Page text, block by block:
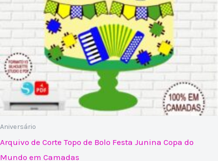
Aniversário
Arquivo de Corte Topo de Bolo Festa Junina Copa do
Mundo em Camadas